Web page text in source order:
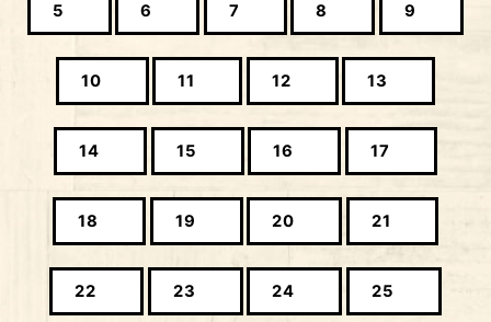
5 6 7 8 9
10 11 12 13
14 15 16 17
18 19 20 21
22 23 24 25